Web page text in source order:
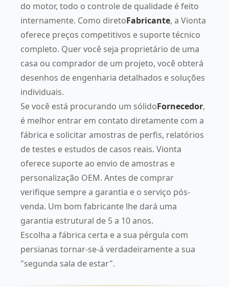
do motor, todo o controle de qualidade é feito
internamente. Como diretoFabricante, a Vionta
oferece preços competitivos e suporte técnico
completo. Quer você seja proprietário de uma
casa ou comprador de um projeto, você obterá
desenhos de engenharia detalhados e soluções
individuais.
Se você está procurando um sólidoFornecedor,
é melhor entrar em contato diretamente com a
fábrica e solicitar amostras de perfis, relatórios
de testes e estudos de casos reais. Vionta
oferece suporte ao envio de amostras e
personalização OEM. Antes de comprar
verifique sempre a garantia e o serviço pós-
venda. Um bom fabricante lhe dará uma
garantia estrutural de 5 a 10 anos.
Escolha a fábrica certa e a sua pérgula com
persianas tornar-se-á verdadeiramente a sua
"segunda sala de estar".